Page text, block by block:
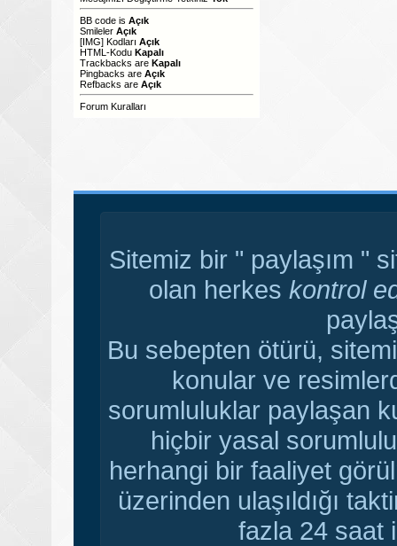
BB code is Açık
Smileler Açık
[IMG] Kodları Açık
HTML-Kodu Kapalı
Trackbacks are Kapalı
Pingbacks are Açık
Refbacks are Açık
Forum Kuralları
Sitemiz bir " paylaşım "
olan herkes kontrol
Bu sebepten ötürü,
konular ve
sorumluluklar paylaşan
hiçbir yasal
herhangi bir faaliyet
üzerinden ulaşıldığı
fazla 24 saat